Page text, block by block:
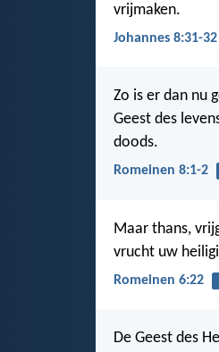
vrijmaken.
Johannes 8:31-32
Zo is er dan nu
Geest des
doods.
Romeinen 8:1-2
Maar thans,
vrucht uw
Romeinen 6:22
De Geest des